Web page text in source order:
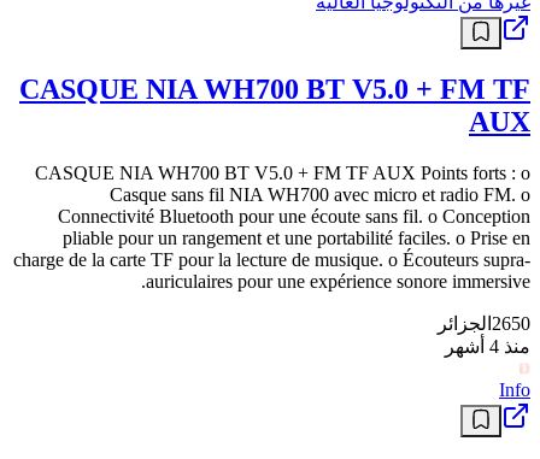
CASQUE NIA WH700 BT V5.0 + FM TF
AUX
CASQUE NIA WH700 BT V5.0 + FM TF AUX Points forts : o
Casque sans fil NIA WH700 avec micro et radio FM. o
Connectivité Bluetooth pour une écoute sans fil. o Conception
pliable pour un rangement et une portabilité faciles. o Prise en
charge de la carte TF pour la lecture de musique. o Écouteurs supra-
auriculaires pour une expérience sonore immersive.
2650 الجزائر
منذ 4 أشهر
Info